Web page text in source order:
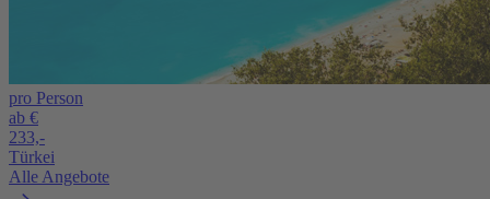
pro Person
ab €
233,-
Türkei
Alle Angebote